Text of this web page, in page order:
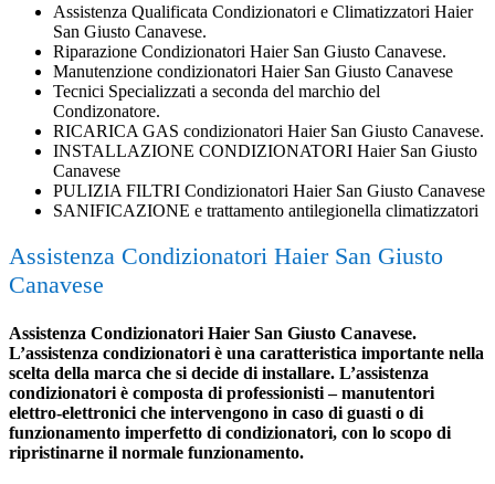
Assistenza Qualificata Condizionatori e Climatizzatori Haier
San Giusto Canavese.
Riparazione Condizionatori Haier San Giusto Canavese.
Manutenzione condizionatori Haier San Giusto Canavese
Tecnici Specializzati a seconda del marchio del
Condizonatore.
RICARICA GAS condizionatori Haier San Giusto Canavese.
INSTALLAZIONE CONDIZIONATORI Haier San Giusto
Canavese
PULIZIA FILTRI Condizionatori Haier San Giusto Canavese
SANIFICAZIONE e trattamento antilegionella climatizzatori
Assistenza Condizionatori Haier San Giusto
Canavese
Assistenza Condizionatori Haier San Giusto Canavese.
L’assistenza condizionatori è una caratteristica importante nella
scelta della marca che si decide di installare. L’assistenza
condizionatori è composta di professionisti – manutentori
elettro-elettronici che intervengono in caso di guasti o di
funzionamento imperfetto di condizionatori, con lo scopo di
ripristinarne il normale funzionamento.